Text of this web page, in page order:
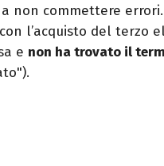
non commettere
l’acquisto del terzo
e non ha trovato il